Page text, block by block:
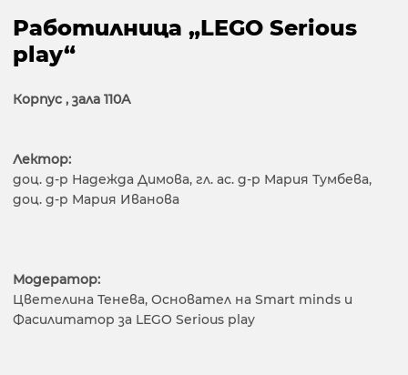
Работилница „LEGO Serious
play“
Корпус , зала 110А
Лектор:
доц. д-р Надежда Димова, гл. ас. д-р Мария Тумбева,
доц. д-р Мария Иванова
Модератор:
Цветелина Тенева, Основател на Smart minds и
Фасилитатор за LEGO Serious play